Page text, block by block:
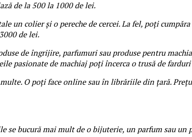
de la 500 la 1000 de lei.
un colier și o pereche de cercei. La fel, poți
de lei.
de îngrijire, parfumuri sau produse pentru
pasionate de machiaj poți încerca o trusă de
O poți face online sau în librăriile din țară.
se bucură mai mult de o bijuterie, un parfum sau un